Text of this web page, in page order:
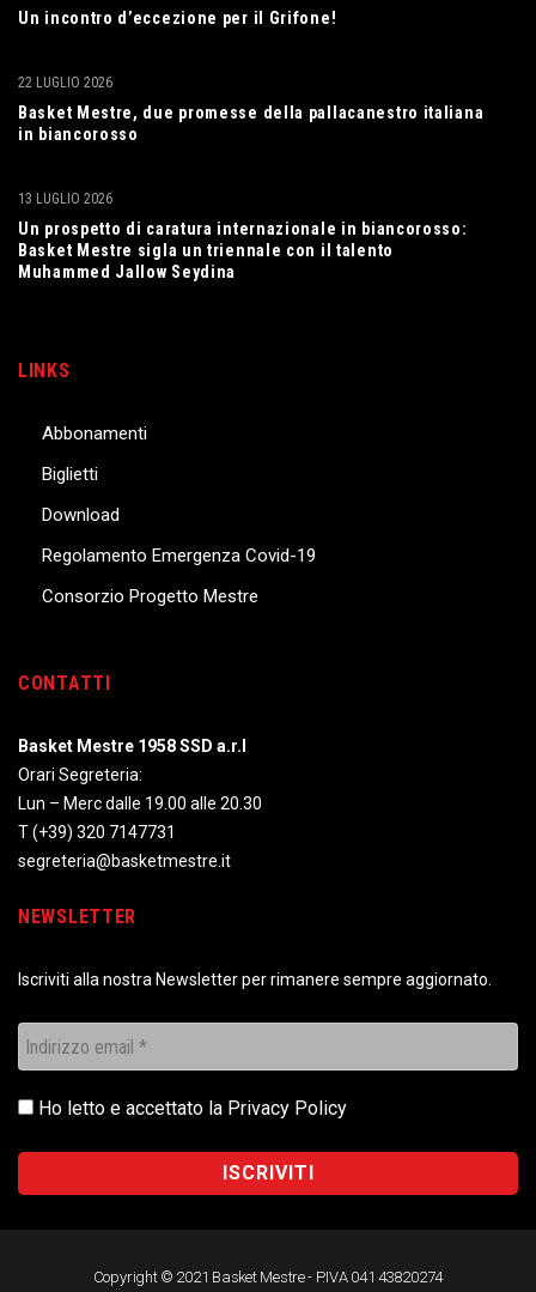
Un incontro d’eccezione per il Grifone!
Basket Mestre, due promesse della pallacanestro italiana
in biancorosso
22 LUGLIO 2026
Un prospetto di caratura internazionale in biancorosso:
Basket Mestre sigla un triennale con il talento
Muhammed Jallow Seydina
13 LUGLIO 2026
LINKS
Abbonamenti
Biglietti
Download
Regolamento Emergenza Covid-19
Consorzio Progetto Mestre
CONTATTI
Basket Mestre 1958 SSD a.r.l
Orari Segreteria:
Lun – Merc dalle 19.00 alle 20.30
T(+39) 320 7147731
segreteria@basketmestre.it
NEWSLETTER
Iscriviti alla nostra Newsletter per rimanere sempre aggiornato.
Ho letto e accettato la Privacy Policy
Copyright © 2021 Basket Mestre - P.IVA 041 43820274